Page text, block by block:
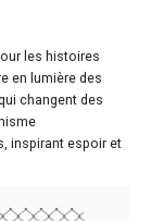
les histoires
en lumière des
changent des
inspirant espoir et